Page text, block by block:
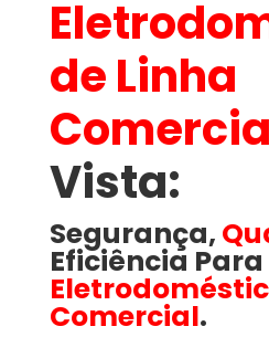
de Linha
Vista​:
Segurança,
Eficiência Para
Comercial.